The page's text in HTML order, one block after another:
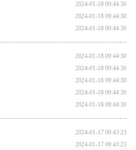
2024-01-18 09:44:30
2024-01-18 09:44:30
2024-01-18 09:44:30
2024-01-18 09:44:30
2024-01-18 09:44:30
2024-01-18 09:44:30
2024-01-18 09:44:30
2024-01-18 09:44:30
2024-01-17 09:43:23
2024-01-17 09:43:23